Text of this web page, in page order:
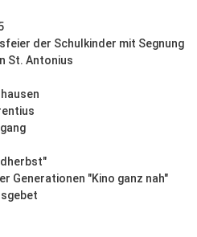
der Schulkinder mit Segnung
St. Antonius
Generationen "Kino ganz nah"